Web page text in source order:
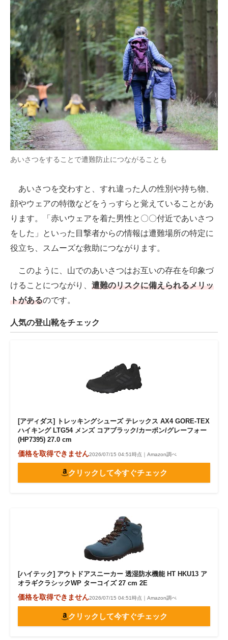
あいさつをすることで遭難防止につながることも
あいさつを交わすと、すれ違った人の性別や持ち物、
顔やウェアの特徴などをうっすらと覚えていることがあ
ります。「赤いウェアを着た男性と〇〇付近であいさつ
をした」といった目撃者からの情報は遭難場所の特定に
役立ち、スムーズな救助につながります。
このように、山でのあいさつはお互いの存在を印象づ
けることにつながり、 遭難のリスクに備えられるメリッ
トがあるのです。
人気の登山靴をチェック
[アディダス] トレッキングシューズ テレックス AX4 GORE-TEX
ハイキング LTG54 メンズ コアブラック/カーボン/グレーフォー
(HP7395) 27.0 cm
価格を取得できません2026/07/15 04:51時点｜Amazon調べ
クリックして今すぐチェック
[ハイテック] アウトドアスニーカー 透湿防水機能 HT HKU13 ア
オラギクラシックWP ターコイズ 27 cm 2E
価格を取得できません2026/07/15 04:51時点｜Amazon調べ
クリックして今すぐチェック